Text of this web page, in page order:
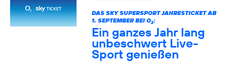
DAS SKY SUPERSPORT JAHRESTICKET AB
1. SEPTEMBER BEI O2:
Ein ganzes Jahr lang
unbeschwert Live-
Sport genießen